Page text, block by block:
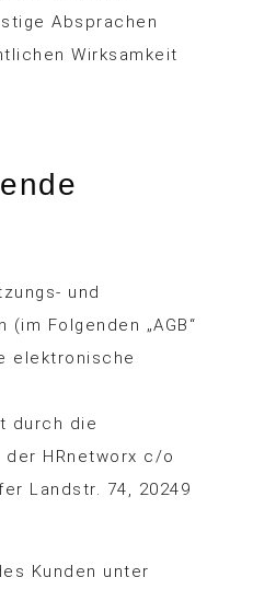
Absprachen
Wirksamkeit
und
Folgenden „AGB“
elektronische
durch die
der HRnetworx c/o
Landstr. 74, 20249
Kunden unter